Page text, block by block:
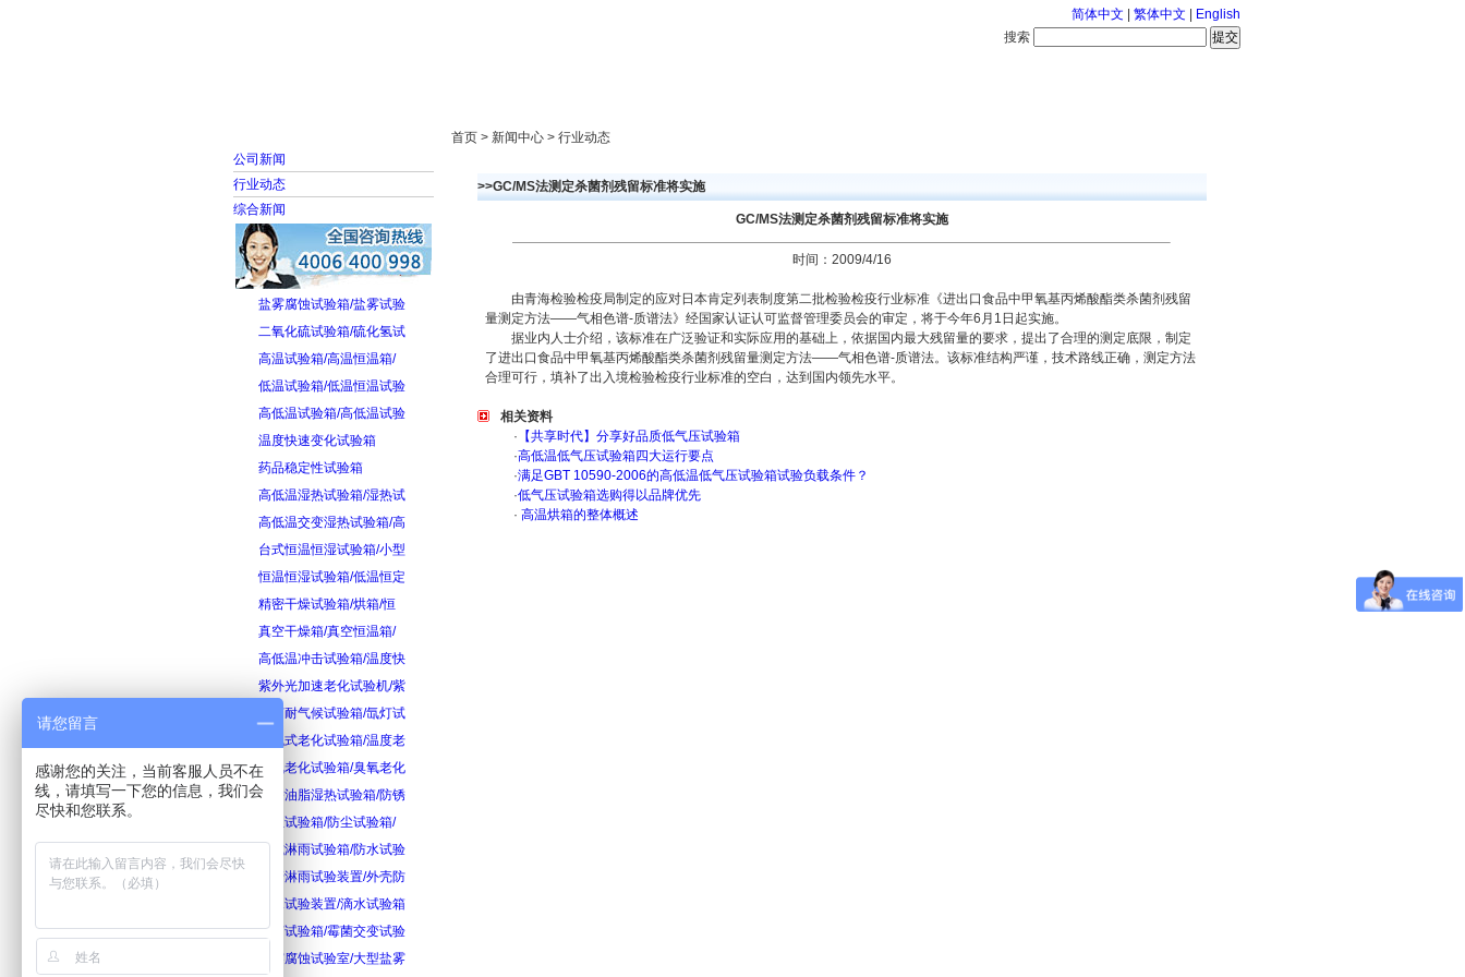
简体中文 繁体中文
English
搜索
公司新闻
行业动态
综合新闻
盐雾腐蚀试验箱/盐雾试验
二氧化硫试验箱/硫化氢试
高温试验箱/高温恒温箱/
低温试验箱/低温恒温试验
高低温试验箱/高低温试验
温度快速变化试验箱
药品稳定性试验箱
高低温湿热试验箱/湿热试
高低温交变湿热试验箱/高
台式恒温恒湿试验箱/小型
恒温恒湿试验箱/低温恒定
精密干燥试验箱/烘箱/恒
真空干燥箱/真空恒温箱/
高低温冲击试验箱/温度快
紫外光加速老化试验机/紫
氙灯耐气候试验箱/氙灯试
换气式老化试验箱/温度老
臭氧老化试验箱/臭氧老化
防锈油脂湿热试验箱/防锈
砂尘试验箱/防尘试验箱/
箱式淋雨试验箱/防水试验
摆管淋雨试验装置/外壳防
滴水试验装置/滴水试验箱
霉菌试验箱/霉菌交变试验
盐雾腐蚀试验室/大型盐雾
首页 > 新闻中心 > 行业动态
>>GC/MS法测定杀菌剂残留标准将实施
GC/MS法测定杀菌剂残留标准将实施
时间：2009/4/16
由青海检验检疫局制定的应对日本肯定列表制度第二批检验检疫行业标准《进出口食品中甲氧基丙烯酸酯类杀菌剂残留
量测定方法——气相色谱-质谱法》经国家认证认可监督管理委员会的审定，将于今年6月1日起实施。
据业内人士介绍，该标准在广泛验证和实际应用的基础上，依据国内最大残留量的要求，提出了合理的测定底限，制定
了进出口食品中甲氧基丙烯酸酯类杀菌剂残留量测定方法——气相色谱-质谱法。该标准结构严谨，技术路线正确，测定方法
合理可行，填补了出入境检验检疫行业标准的空白，达到国内领先水平。
相关资料
· 【共享时代】分享好品质低气压试验箱
·高低温低气压试验箱四大运行要点
·满足GBT 10590-2006的高低温低气压试验箱试验负载条件？
·低气压试验箱选购得以品牌优先
· 高温烘箱的整体概述
请您留言
感谢您的关注，当前客服人员不在
线，请填写一下您的信息，我们会
尽快和您联系。